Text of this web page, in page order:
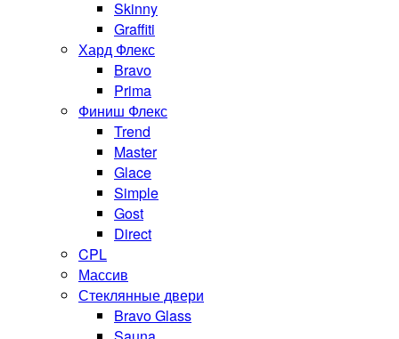
Skinny
Graffiti
Хард Флекс
Bravo
Prima
Финиш Флекс
Trend
Master
Glace
Simple
Gost
Direct
CPL
Массив
Стеклянные двери
Bravo Glass